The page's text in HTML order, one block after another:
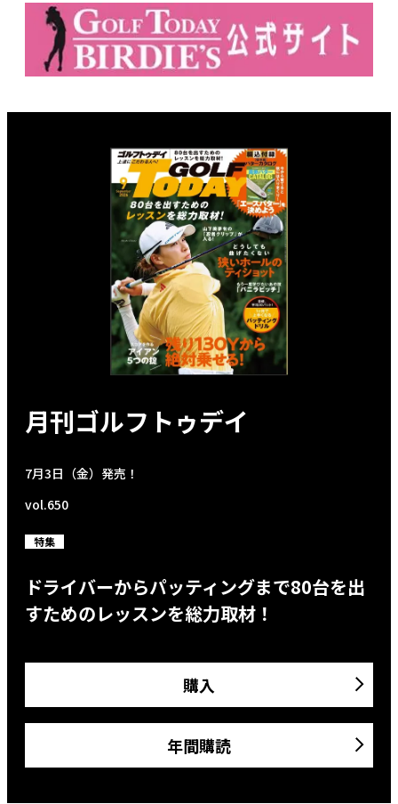
月刊ゴルフトゥデイ
7月3日（金）発売！
vol.650
特集
ドライバーからパッティングまで80台を出
すためのレッスンを総力取材！
購入
年間購読